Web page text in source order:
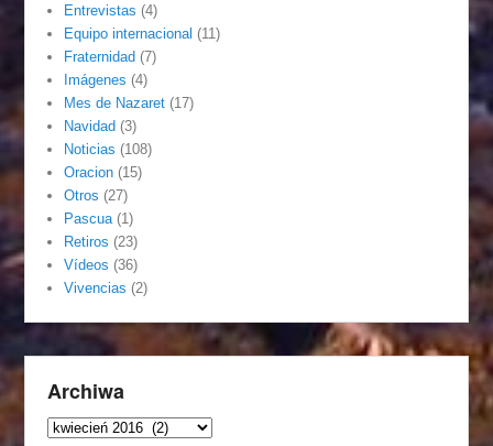
Entrevistas (4)
Equipo internacional (11)
Fraternidad (7)
Imágenes (4)
Mes de Nazaret (17)
Navidad (3)
Noticias (108)
Oracion (15)
Otros (27)
Pascua (1)
Retiros (23)
Vídeos (36)
Vivencias (2)
Archiwa
Archiwa